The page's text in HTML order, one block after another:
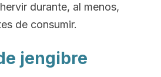
durante, al menos,
de consumir.
jengibre